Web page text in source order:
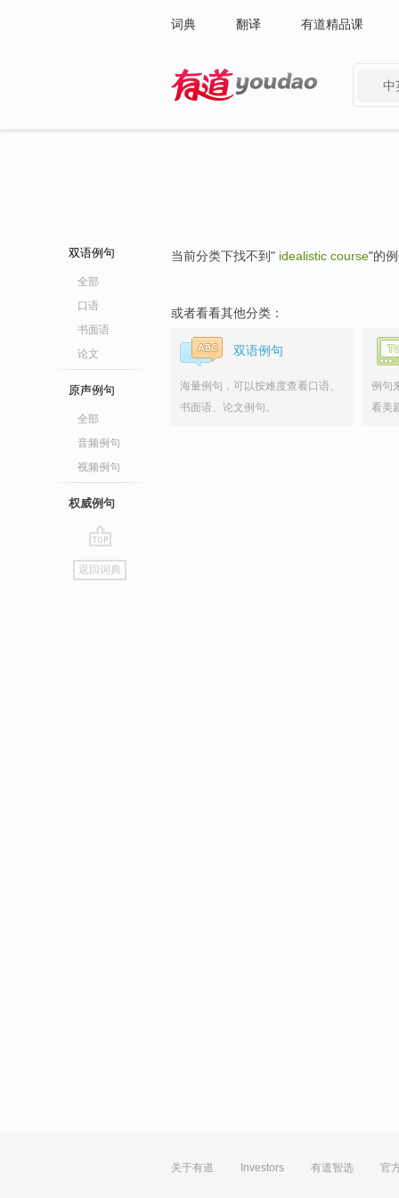
词典 翻译 有道精品课
中
双语例句
全部
口语
书面语
论文
原声例句
全部
音频例句
视频例句
权威例句
go
top
返回词典
当前分类下找不到" idealistic course"的例
或者看看其他分类：
双语例句
海量例句，可以按难度查看口语、
书面语、论文例句。
例句
看美
关于有道 Investors 有道智选 官